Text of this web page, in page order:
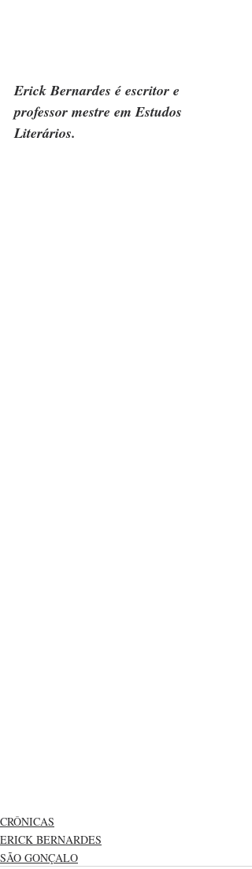
Erick Bernardes é escritor e
professor mestre em Estudos
Literários.
CRÔNICAS
ERICK BERNARDES
SÃO GONÇALO